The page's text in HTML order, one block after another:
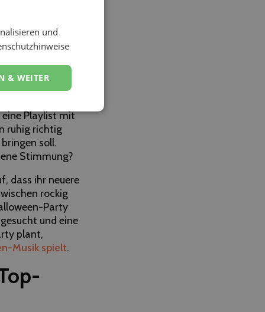
eine
Playlist mit
ruhig richtig
soll.
Stimmung?
dass ihr neuere
rockig
Party
und eine
plant,
Musik spielt.
und
& WEITER